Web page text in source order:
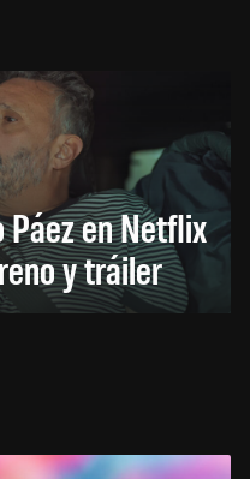
Páez en Netflix
y tráiler